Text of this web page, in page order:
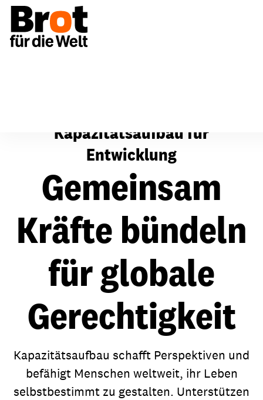
Kapazitätsaufbau für
Entwicklung
Gemeinsam
Kräfte bündeln
für globale
Gerechtigkeit
Kapazitätsaufbau schafft Perspektiven und
befähigt Menschen weltweit, ihr Leben
selbstbestimmt zu gestalten. Unterstützen